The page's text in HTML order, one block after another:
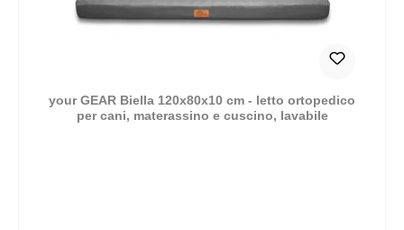
your GEAR Biella 120x80x10 cm - letto ortopedico
per cani, materassino e cuscino, lavabile